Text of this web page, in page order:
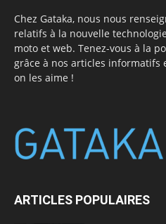
Chez Gataka, nous nous
relatifs à la nouvelle
moto et web. Tenez-vous à la
grâce à nos articles informatifs
on les aime !
ARTICLES POPULAIRES